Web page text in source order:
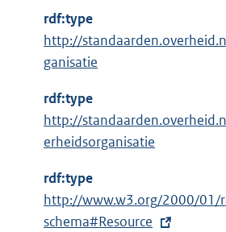
e
n
k
:
rdf:type
http://
ganisatie
rdf:type
http://
erheidsorganisatie
rdf:type
E
x
http://www.w3.org/2000/01/
schema#Resource